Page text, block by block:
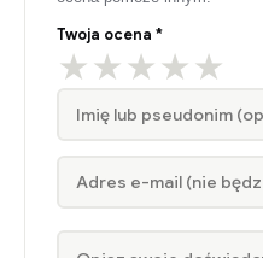
Twoja ocena *
★
★
★
★
★